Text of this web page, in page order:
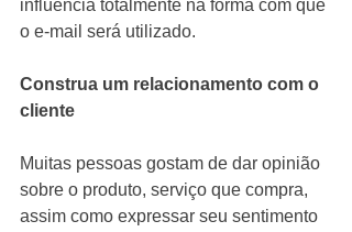
influencia totalmente na forma com que
o e-mail será utilizado.
Construa um relacionamento com o
cliente
Muitas pessoas gostam de dar opinião
sobre o produto, serviço que compra,
assim como expressar seu sentimento